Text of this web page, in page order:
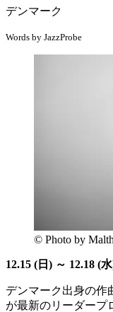
デンマーク
Words by JazzProbe
© Photo by
12.15 (日) ～ 12.18 (
デンマーク出身の作
が最新のリーダープ